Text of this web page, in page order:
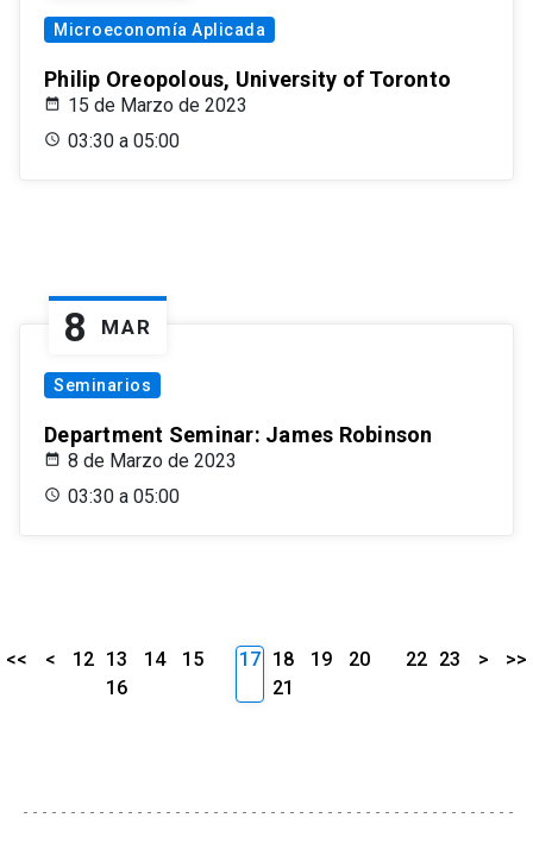
Microeconomía Aplicada
Philip Oreopolous, University of Toronto
15 de Marzo de 2023
03:30 a 05:00
8 MAR
Seminarios
Department Seminar: James Robinson
8 de Marzo de 2023
03:30 a 05:00
<< < 12 13 14
15
16
17 18 19
20
21
22 23 > >>